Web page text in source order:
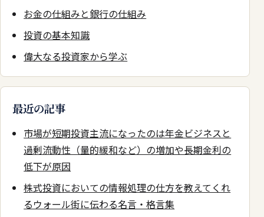
お金の仕組みと銀行の仕組み
投資の基本知識
偉大なる投資家から学ぶ
最近の記事
市場が短期投資主流になったのは年金ビジネスと
過剰流動性（量的緩和など）の増加や長期金利の
低下が原因
株式投資においての情報処理の仕方を教えてくれ
るウォール街に伝わる名言・格言集